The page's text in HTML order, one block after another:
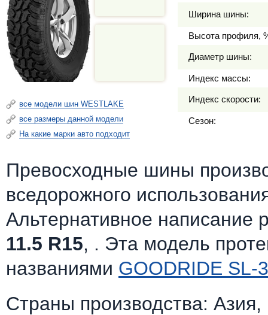
все модели шин WESTLAKE
все размеры данной модели
На какие марки авто подходит
Ширина шины:
Высота профиля,
Диаметр шины:
Индекс массы:
Индекс скорости:
Сезон:
Превосходные шины
вседорожного
Альтернативное написание
11.5 R15, . Эта модель
названиями GOODRIDE SL-
Страны производства: Азия,